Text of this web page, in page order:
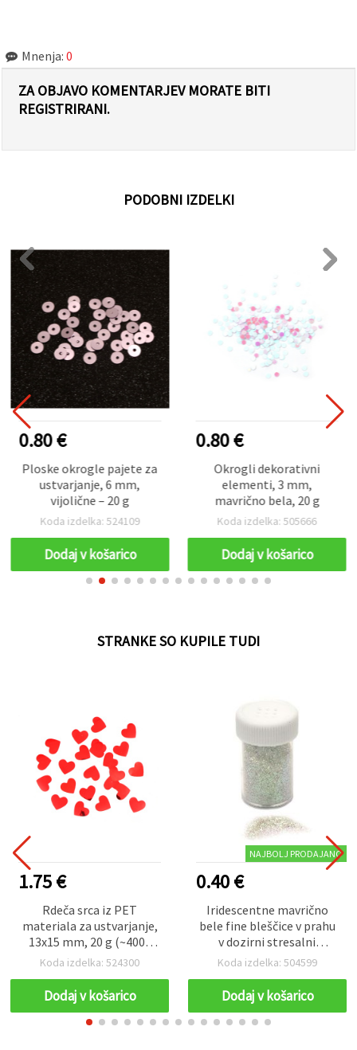
Mnenja: 0
ZA OBJAVO KOMENTARJEV MORATE BITI
REGISTRIRANI.
PODOBNI IZDELKI
0.80 €
Ploske okrogle pajete za
ustvarjanje, 6 mm,
vijolične – 20 g
Koda izdelka: 524109
Dodaj v košarico
0.80 €
Okrogli dekorativni
elementi, 3 mm,
mavrično bela, 20 g
Koda izdelka: 505666
Dodaj v košarico
STRANKE SO KUPILE TUDI
1.75 €
Rdeča srca iz PET
materiala za ustvarjanje,
13x15 mm, 20 g (~4000
kosov)
Koda izdelka: 524300
Dodaj v košarico
NAJBOLJ PRODAJANO
0.40 €
Iridescentne mavrično
bele fine bleščice v prahu
v dozirni stresalni
steklenički, 7–9 g
Koda izdelka: 504599
Dodaj v košarico